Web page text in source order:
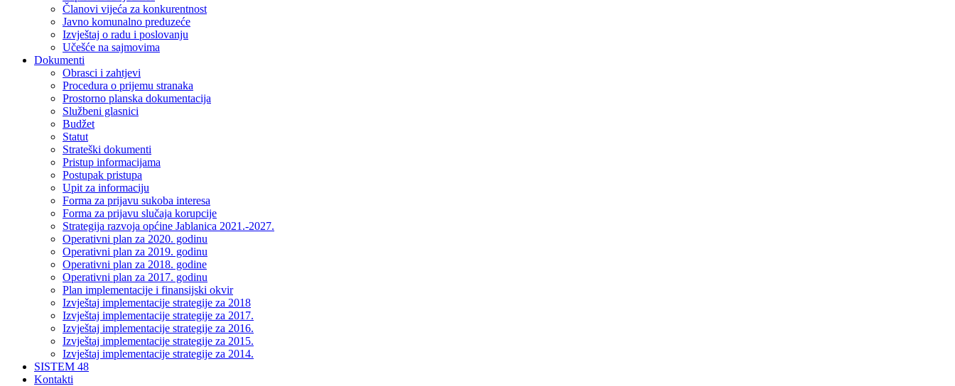
Članovi vijeća za konkurentnost
Javno komunalno preduzeće
Izvještaj o radu i poslovanju
Učešće na sajmovima
Dokumenti
Obrasci i zahtjevi
Procedura o prijemu stranaka
Prostorno planska dokumentacija
Službeni glasnici
Budžet
Statut
Strateški dokumenti
Pristup informacijama
Postupak pristupa
Upit za informaciju
Forma za prijavu sukoba interesa
Forma za prijavu slučaja korupcije
Strategija razvoja općine Jablanica 2021.-2027.
Operativni plan za 2020. godinu
Operativni plan za 2019. godinu
Operativni plan za 2018. godine
Operativni plan za 2017. godinu
Plan implementacije i finansijski okvir
Izvještaj implementacije strategije za 2018
Izvještaj implementacije strategije za 2017.
Izvještaj implementacije strategije za 2016.
Izvještaj implementacije strategije za 2015.
Izvještaj implementacije strategije za 2014.
SISTEM 48
Kontakti